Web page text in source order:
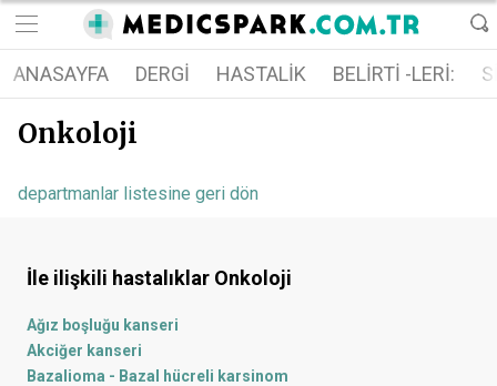
ANASAYFA DERGI HASTALIK BELIRTI -LERI:
Onkoloji
departmanlar listesine geri dön
İle ilişkili hastalıklar Onkoloji
Ağız boşluğu kanseri
Akciğer kanseri
Bazalioma - Bazal hücreli karsinom